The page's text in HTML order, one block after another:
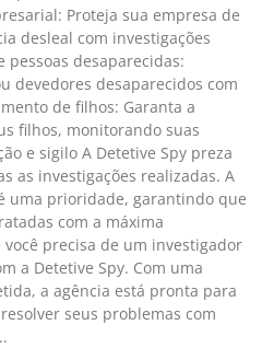
Proteja sua empresa de
desleal com investigações
pessoas desaparecidas:
devedores desaparecidos com
de filhos: Garanta a
filhos, monitorando suas
e sigilo A Detetive Spy preza
as investigações realizadas. A
uma prioridade, garantindo que
com a máxima
precisa de um investigador
a Detetive Spy. Com uma
a agência está pronta para
seus problemas com